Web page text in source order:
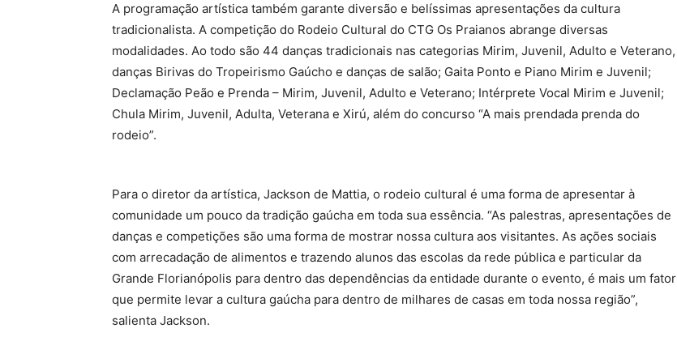
A programação artística também garante diversão e belíssimas apresentações da cultura
tradicionalista. A competição do Rodeio Cultural do CTG Os Praianos abrange diversas
modalidades. Ao todo são 44 danças tradicionais nas categorias Mirim, Juvenil, Adulto e Veterano,
danças Birivas do Tropeirismo Gaúcho e danças de salão; Gaita Ponto e Piano Mirim e Juvenil;
Declamação Peão e Prenda – Mirim, Juvenil, Adulto e Veterano; Intérprete Vocal Mirim e Juvenil;
Chula Mirim, Juvenil, Adulta, Veterana e Xirú, além do concurso “A mais prendada prenda do
rodeio”.
Para o diretor da artística, Jackson de Mattia, o rodeio cultural é uma forma de apresentar à
comunidade um pouco da tradição gaúcha em toda sua essência. “As palestras, apresentações de
danças e competições são uma forma de mostrar nossa cultura aos visitantes. As ações sociais
com arrecadação de alimentos e trazendo alunos das escolas da rede pública e particular da
Grande Florianópolis para dentro das dependências da entidade durante o evento, é mais um fator
que permite levar a cultura gaúcha para dentro de milhares de casas em toda nossa região”,
salienta Jackson.